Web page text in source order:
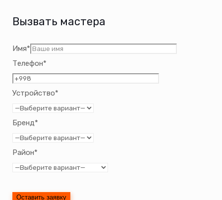
Вызвать мастера
Имя*
Телефон*
Устройство*
Бренд*
Район*